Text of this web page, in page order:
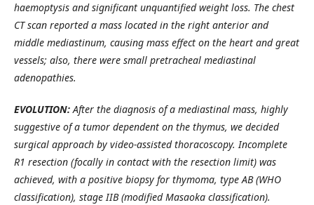
haemoptysis and significant unquantified weight loss. The chest
CT scan reported a mass located in the right anterior and
middle mediastinum, causing mass effect on the heart and great
vessels; also, there were small pretracheal mediastinal
adenopathies.
EVOLUTION:After the diagnosis of a mediastinal mass, highly
suggestive of a tumor dependent on the thymus, we decided
surgical approach by video-assisted thoracoscopy. Incomplete
R1 resection (focally in contact with the resection limit) was
achieved, with a positive biopsy for thymoma, type AB (WHO
classification), stage IIB (modified Masaoka classification).